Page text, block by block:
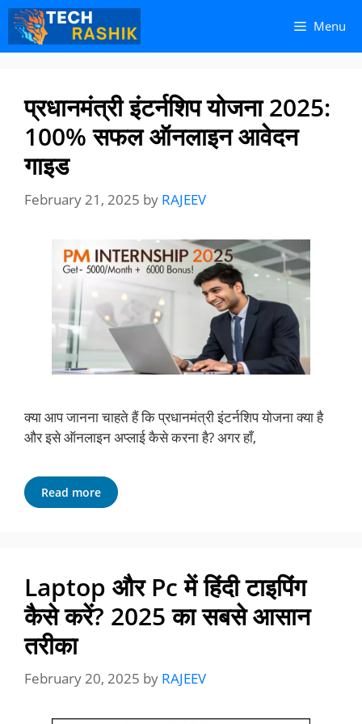
Skip
content
Skip
content
Menu
प्रधानमंत्री इंटर्नशिप योजना 2025:
100% सफल ऑनलाइन आवेदन
गाइड
February 21, 2025 by RAJEEV
क्या आप जानना चाहते हैं कि प्रधानमंत्री इंटर्नशिप योजना क्या है
और इसे ऑनलाइन अप्लाई कैसे करना है? अगर हाँ,
Read more
Laptop और Pc में हिंदी टाइपिंग
कैसे करें? 2025 का सबसे आसान
तरीका
February 20, 2025 by RAJEEV